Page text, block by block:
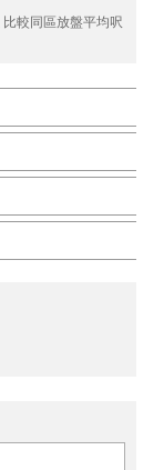
比較同區放盤平均呎